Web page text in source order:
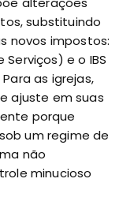
substituindo
novos impostos:
e o IBS
as igrejas,
ajuste em suas
porque
um regime de
não
minucioso